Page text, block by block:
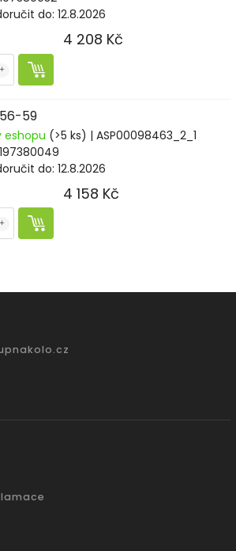
do: 12.8.2026
4 208 Kč
59
eshopu (>5 ks) | ASP00098463_2_1
do: 12.8.2026
4 158 Kč